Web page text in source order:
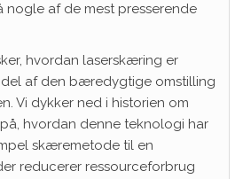
nogle af de mest presserende
hvordan laserskæring er
af den bæredygtige omstilling
Vi dykker ned i historien om
hvordan denne teknologi har
skæremetode til en
reducerer ressourceforbrug